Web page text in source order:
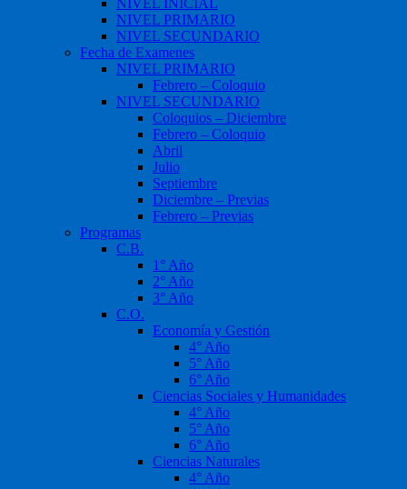
NIVEL INICIAL
NIVEL PRIMARIO
NIVEL SECUNDARIO
Fecha de Examenes
NIVEL PRIMARIO
Febrero – Coloquio
NIVEL SECUNDARIO
Coloquios – Diciembre
Febrero – Coloquio
Abril
Julio
Septiembre
Diciembre – Previas
Febrero – Previas
Programas
C.B.
1° Año
2° Año
3° Año
C.O.
Economía y Gestión
4° Año
5° Año
6° Año
Ciencias Sociales y Humanidades
4° Año
5° Año
6° Año
Ciencias Naturales
4° Año